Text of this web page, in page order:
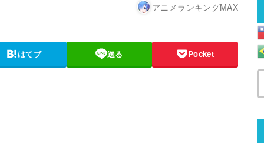
アニメランキングMAX
はてブ 送る Pocket